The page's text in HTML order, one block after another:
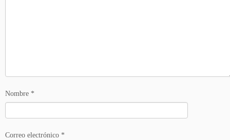
Nombre *
Correo electrónico *